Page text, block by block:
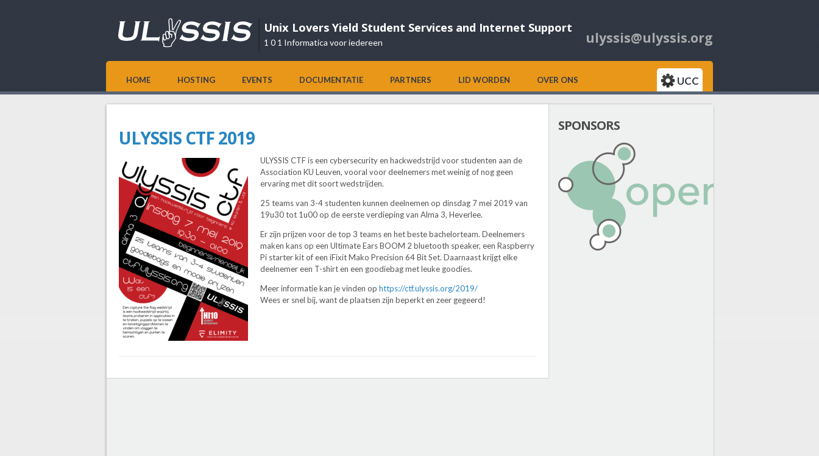
Unix Lovers Yield Student Services and Internet Support
1 0 1 Informatica voor iedereen ulyssis@ulyssis.org
HOME HOSTING EVENTS DOCUMENTATIE PARTNERS LID WORDEN OVER ONS UCC
ULYSSIS CTF 2019
ULYSSIS CTF is een cybersecurity en hackwedstrijd voor studenten aan de
Association KU Leuven, vooral voor deelnemers met weinig of nog geen
ervaring met dit soort wedstrijden.
25 teams van 3-4 studenten kunnen deelnemen op dinsdag 7 mei 2019 van
19u30 tot 1u00 op de eerste verdieping van Alma 3, Heverlee.
Er zijn prijzen voor de top 3 teams en het beste bachelorteam. Deelnemers
maken kans op een Ultimate Ears BOOM 2 bluetooth speaker, een Raspberry
Pi starter kit of een iFixit Mako Precision 64 Bit Set. Daarnaast krijgt elke
deelnemer een T-shirt en een goodiebag met leuke goodies.
Meer informatie kan je vinden op https://ctf.ulyssis.org/2019/
Wees er snel bij, want de plaatsen zijn beperkt en zeer gegeerd!
SPONSORS